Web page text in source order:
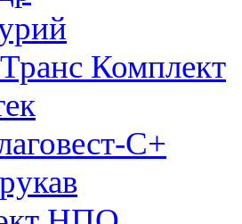
Комплект
С+